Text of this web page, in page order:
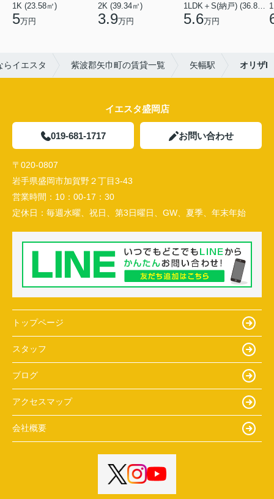
1K (23.58㎡)
5万円
2K (39.34㎡)
3.9万円 5.6万円
らイエスタ 紫波郡矢巾町の賃貸一覧 矢幅駅 オリザI
イエスタ盛岡店
019-681-1717 お問い合わせ
〒020-0807
岩手県盛岡市加賀野２丁目3-43
営業時間： 10：00-17：30
定休日： 毎週水曜、祝日、第3日曜日、GW、夏季、年末年始
トップページ
スタッフ
ブログ
アクセスマップ
会社概要